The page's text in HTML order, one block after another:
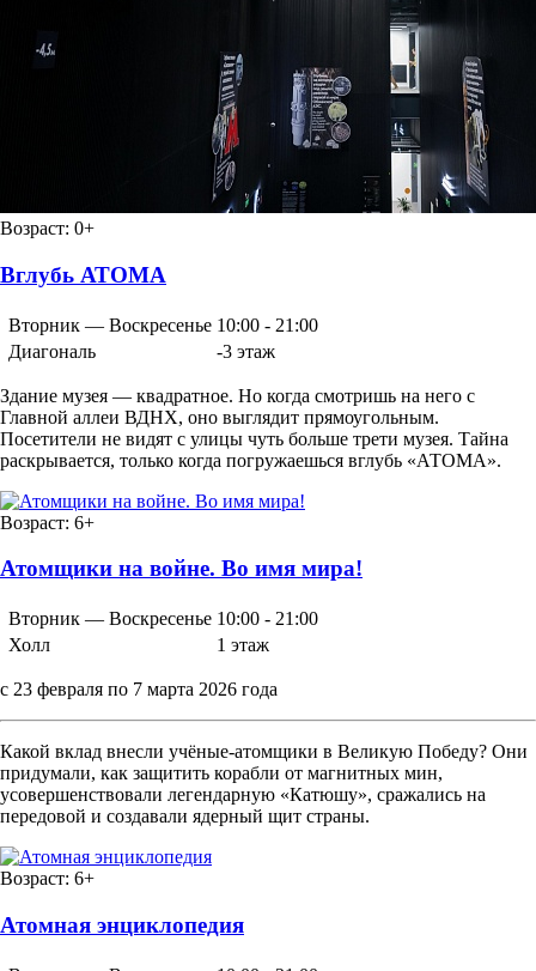
Возраст: 0+
Вглубь АТОМА
Вторник — Воскресенье 10:00 - 21:00
Диагональ
-3 этаж
Здание музея — квадратное. Но когда смотришь на него с
Главной аллеи ВДНХ, оно выглядит прямоугольным.
Посетители не видят с улицы чуть больше трети музея. Тайна
раскрывается, только когда погружаешься вглубь «АТОМА».
Возраст: 6+
Атомщики на войне. Во имя мира!
Вторник — Воскресенье 10:00 - 21:00
Холл
1 этаж
с 23 февраля по 7 марта 2026 года
Какой вклад внесли учёные-атомщики в Великую Победу? Они
придумали, как защитить корабли от магнитных мин,
усовершенствовали легендарную «Катюшу», сражались на
передовой и создавали ядерный щит страны.
Возраст: 6+
Атомная энциклопедия